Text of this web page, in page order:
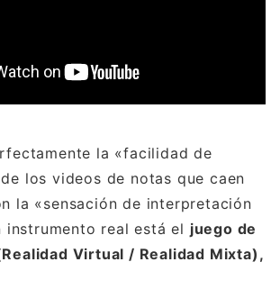
la «facilidad de
los videos de notas que caen
la «sensación de interpretación
instrumento real está el juego de
Virtual / Realidad Mixta),